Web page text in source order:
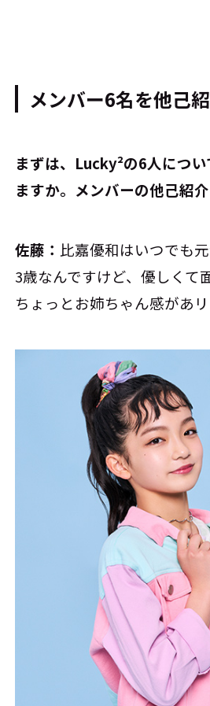
メンバー6名を他己
――まずは、Lucky²の6人につ
ますか。メンバーの他己紹介
佐藤： 比嘉優和はいつでも
3歳なんですけど、優しくて
ちょっとお姉ちゃん感があリ